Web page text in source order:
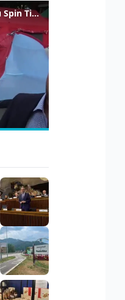
Gualtieri: "Responsabilità del Viminale su Spin Time? La posizione dei partiti è nota"